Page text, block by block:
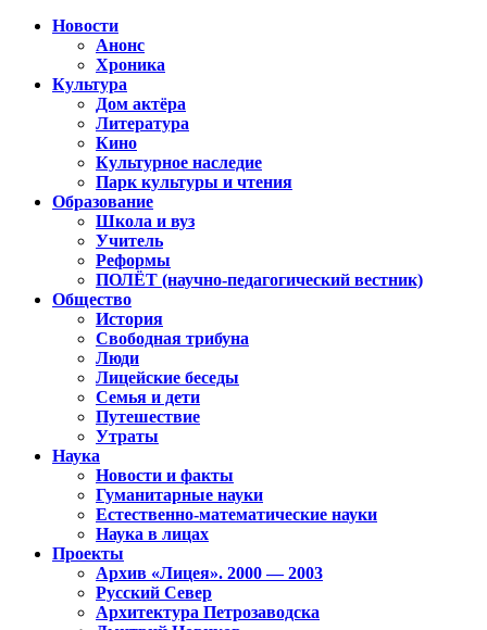
Новости
Анонс
Хроника
Культура
Дом актёра
Литература
Кино
Культурное наследие
Парк культуры и чтения
Образование
Школа и вуз
Учитель
Реформы
ПОЛЁТ (научно-педагогический вестник)
Общество
История
Свободная трибуна
Люди
Лицейские беседы
Семья и дети
Путешествие
Утраты
Наука
Новости и факты
Гуманитарные науки
Естественно-математические науки
Наука в лицах
Проекты
Архив «Лицея». 2000 — 2003
Русский Север
Архитектура Петрозаводска